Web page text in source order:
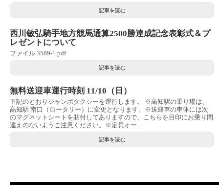
記事を読む
西川敏弘騎手地方競馬通算2500勝達成記念表彰式＆プ
レゼントについて
ファイル 3589-1.pdf
記事を読む
無料送迎車運行時刻 11/10（日）
下記のとおりジャンボタクシーを運行します。 ※高知駅の乗り場は、
高知駅 南口（ロータリー）に変更となります。※送迎車の車体には次
のマグネットシートを貼付してありますので、こちらを目印にお乗り間
違えのないようご注意ください。※定員オー...
記事を読む